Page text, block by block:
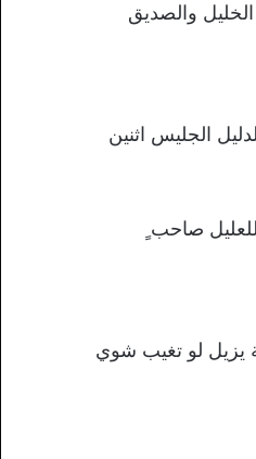
والصديق
الجليس اثنين
للعليل صاحب
يزيل لو تغيب شوي